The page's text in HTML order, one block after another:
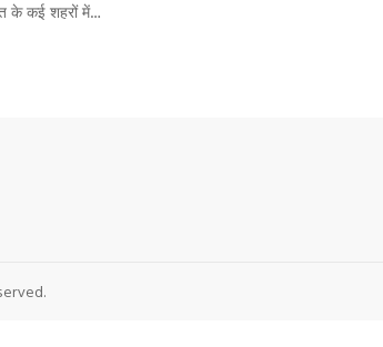
के कई शहरों में…